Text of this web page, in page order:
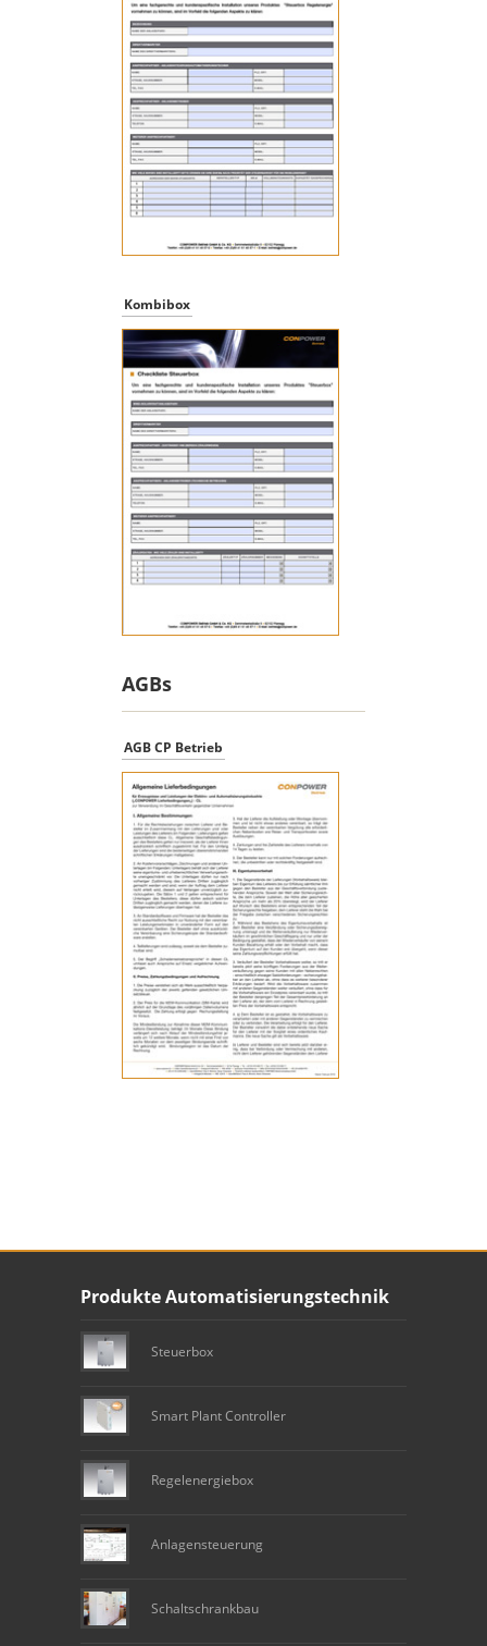
Kombibox
AGBs
AGB CP Betrieb
Footer contentProdukte Automatisierungstechnik
Steuerbox
Smart Plant Controller
Regelenergiebox
Anlagensteuerung
Schaltschrankbau